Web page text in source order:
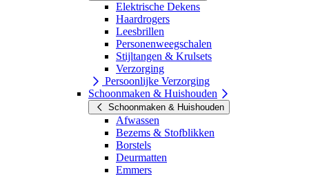
Elektrische Dekens
Haardrogers
Leesbrillen
Personenweegschalen
Stijltangen & Krulsets
Verzorging
Persoonlijke Verzorging
Schoonmaken & Huishouden
Schoonmaken & Huishouden
Afwassen
Bezems & Stofblikken
Borstels
Deurmatten
Emmers